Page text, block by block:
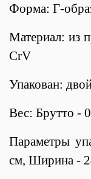
Форма: Г-
Материал: из
CrV
Упакован:
Вес: Брутто -
Параметры
см, Ширина -